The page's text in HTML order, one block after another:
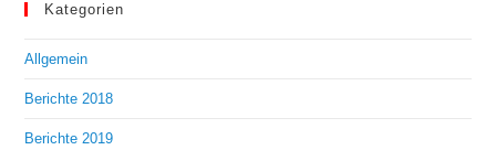
Kategorien
Allgemein
Berichte 2018
Berichte 2019